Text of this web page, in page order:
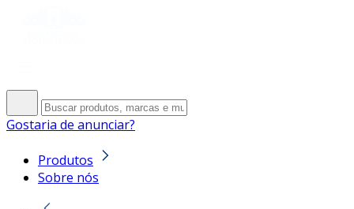
Gostaria de anunciar?
Produtos
Sobre nós